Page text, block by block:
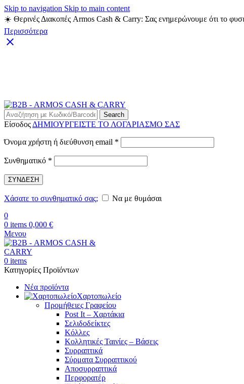
Skip to navigation Skip to main content
☀️ Θερινές Διακοπές Armos Cash & Carry: Σας ενημερώνουμε ότι το
Περισσότερα
Search
Είσοδος ΔΗΜΙΟΥΡΓΕΙΣΤΕ ΤΟ ΛΟΓΑΡΙΑΣΜΟ ΣΑΣ
Όνομα χρήστη ή διεύθυνση email *
Συνθηματικό *
ΣΥΝΔΕΣΗ
Χάσατε το συνθηματικό σας;
Να με θυμάσαι
0
0 items 0,000 €
Μενου
0 items
Κατηγορίες Προϊόντων
Νέα προϊόντα
Χαρτοπωλείο
Προμήθειες Γραφείου
Post It – Χαρτάκια
Σελιδοδείκτες
Κόλλες
Κολλητικές Ταινίες – Βάσεις
Συρραπτικά
Σύρματα Συρραπτικού
Αποσυρραπτικά
Περφορατέρ